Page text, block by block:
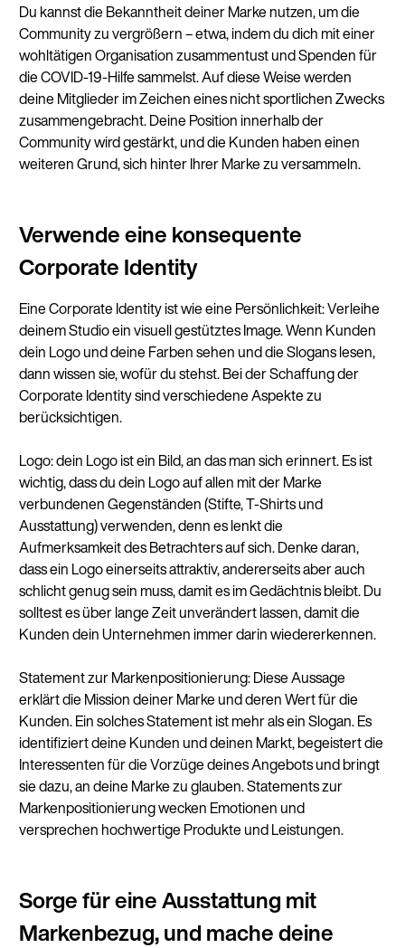
Du kannst die Bekanntheit deiner Marke nutzen, um die
Community zu vergrößern – etwa, indem du dich mit einer
wohltätigen Organisation zusammentust und Spenden für
die COVID-19-Hilfe sammelst. Auf diese Weise werden
deine Mitglieder im Zeichen eines nicht sportlichen Zwecks
zusammengebracht. Deine Position innerhalb der
Community wird gestärkt, und die Kunden haben einen
weiteren Grund, sich hinter Ihrer Marke zu versammeln.
Verwende eine konsequente
Corporate Identity
Eine Corporate Identity ist wie eine Persönlichkeit: Verleihe
deinem Studio ein visuell gestütztes Image. Wenn Kunden
dein Logo und deine Farben sehen und die Slogans lesen,
dann wissen sie, wofür du stehst. Bei der Schaffung der
Corporate Identity sind verschiedene Aspekte zu
berücksichtigen.
Logo: dein Logo ist ein Bild, an das man sich erinnert. Es ist
wichtig, dass du dein Logo auf allen mit der Marke
verbundenen Gegenständen (Stifte, T-Shirts und
Ausstattung) verwenden, denn es lenkt die
Aufmerksamkeit des Betrachters auf sich. Denke daran,
dass ein Logo einerseits attraktiv, andererseits aber auch
schlicht genug sein muss, damit es im Gedächtnis bleibt. Du
solltest es über lange Zeit unverändert lassen, damit die
Kunden dein Unternehmen immer darin wiedererkennen.
Statement zur Markenpositionierung: Diese Aussage
erklärt die Mission deiner Marke und deren Wert für die
Kunden. Ein solches Statement ist mehr als ein Slogan. Es
identifiziert deine Kunden und deinen Markt, begeistert die
Interessenten für die Vorzüge deines Angebots und bringt
sie dazu, an deine Marke zu glauben. Statements zur
Markenpositionierung wecken Emotionen und
versprechen hochwertige Produkte und Leistungen.
Sorge für eine Ausstattung mit
Markenbezug, und mache deine